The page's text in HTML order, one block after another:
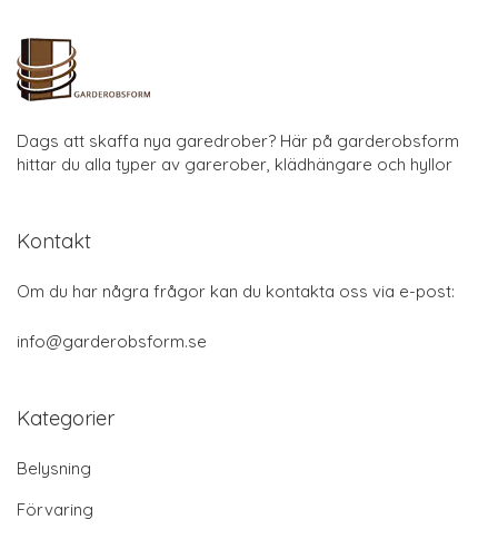
Dags att skaffa nya garedrober? Här på garderobsform
hittar du alla typer av garerober, klädhängare och hyllor
Kontakt
Om du har några frågor kan du kontakta oss via e-post:
info@garderobsform.se
Kategorier
Belysning
Förvaring